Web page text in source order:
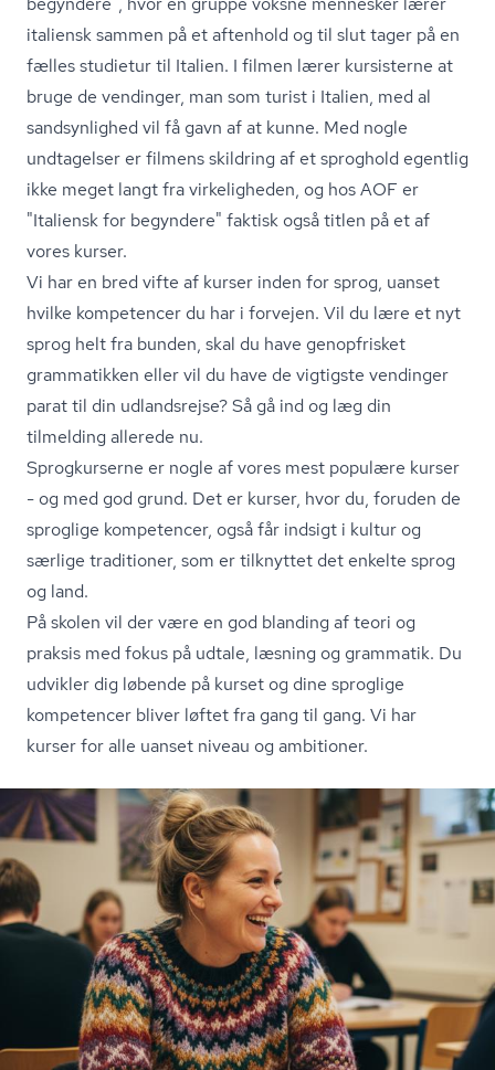
italiensk sammen på et aftenhold og til slut tager på en
fælles studietur til Italien. I filmen lærer kursisterne at
bruge de vendinger, man som turist i Italien, med al
sandsynlighed vil få gavn af at kunne. Med nogle
undtagelser er filmens skildring af et sproghold egentlig
ikke meget langt fra virkeligheden, og hos AOF er
"Italiensk for begyndere" faktisk også titlen på et af
vores kurser.
Vi har en bred vifte af kurser inden for sprog, uanset
hvilke kompetencer du har i forvejen. Vil du lære et nyt
sprog helt fra bunden, skal du have genopfrisket
grammatikken eller vil du have de vigtigste vendinger
parat til din udlandsrejse? Så gå ind og læg din
tilmelding allerede nu.
Sprogkurserne er nogle af vores mest populære kurser
- og med god grund. Det er kurser, hvor du, foruden de
sproglige kompetencer, også får indsigt i kultur og
særlige traditioner, som er tilknyttet det enkelte sprog
og land.
På skolen vil der være en god blanding af teori og
praksis med fokus på udtale, læsning og grammatik. Du
udvikler dig løbende på kurset og dine sproglige
kompetencer bliver løftet fra gang til gang. Vi har
kurser for alle uanset niveau og ambitioner.